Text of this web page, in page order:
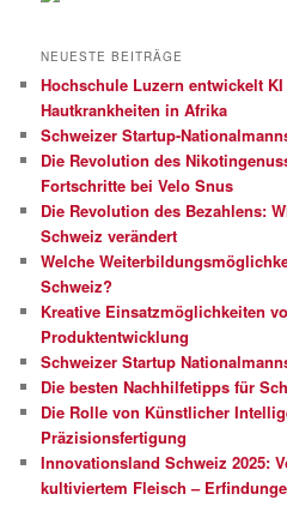
NEUESTE BEITRÄGE
Hochschule Luzern entwickelt
Hautkrankheiten in Afrika
Schweizer Startup-
Die Revolution des
Fortschritte bei Velo Snus
Die Revolution des Bezahlens:
Schweiz verändert
Welche
Schweiz?
Kreative Einsatzmöglichkeiten
Produktentwicklung
Schweizer Startup
Die besten Nachhilfetipps für
Die Rolle von Künstlicher
Präzisionsfertigung
Innovationsland Schweiz 2025:
kultiviertem Fleisch –